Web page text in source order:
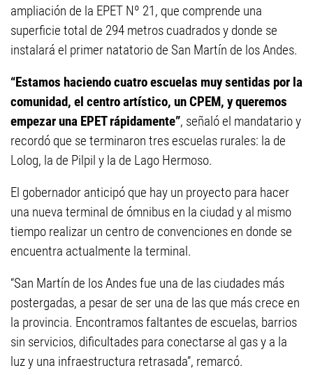
ampliación de la EPET Nº 21, que comprende una
superficie total de 294 metros cuadrados y donde se
instalará el primer natatorio de San Martín de los Andes.
“Estamos haciendo cuatro escuelas muy sentidas por la
comunidad, el centro artístico, un CPEM, y queremos
empezar una EPET rápidamente”, señaló el mandatario y
recordó que se terminaron tres escuelas rurales: la de
Lolog, la de Pilpil y la de Lago Hermoso.
El gobernador anticipó que hay un proyecto para hacer
una nueva terminal de ómnibus en la ciudad y al mismo
tiempo realizar un centro de convenciones en donde se
encuentra actualmente la terminal.
“San Martín de los Andes fue una de las ciudades más
postergadas, a pesar de ser una de las que más crece en
la provincia. Encontramos faltantes de escuelas, barrios
sin servicios, dificultades para conectarse al gas y a la
luz y una infraestructura retrasada”, remarcó.